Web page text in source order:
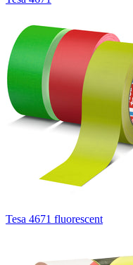
Tesa 4671 fluorescent